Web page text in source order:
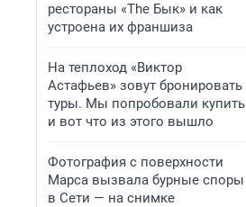
рестораны «The Бык» и как
устроена их франшиза
На теплоход «Виктор
Астафьев» зовут бронировать
туры. Мы попробовали купить
и вот что из этого вышло
Фотография с поверхности
Марса вызвала бурные споры
в Сети — на снимке